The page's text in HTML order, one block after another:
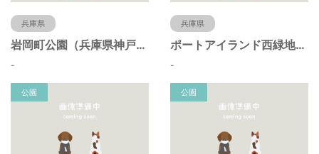
兵庫県
岩岡町公園（兵庫県神戸市）
-
兵庫県
ポートアイランド西緑地（兵庫県神戸市）
-
公園 公園